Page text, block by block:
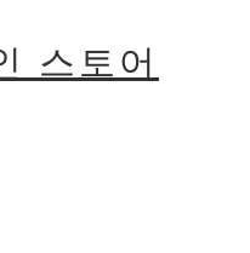
스토어